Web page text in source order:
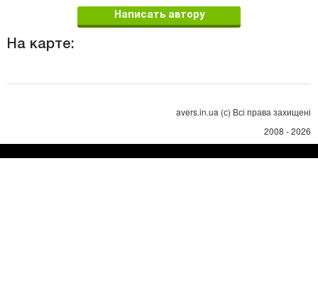
Написать автору
На карте:
avers.in.ua (с) Всі права захищені
2008 - 2026